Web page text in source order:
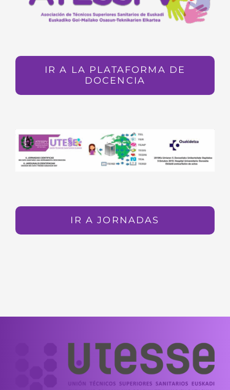
CONTACTAR
IR A LA PLATAFORMA DE
DOCENCIA
IR A JORNADAS